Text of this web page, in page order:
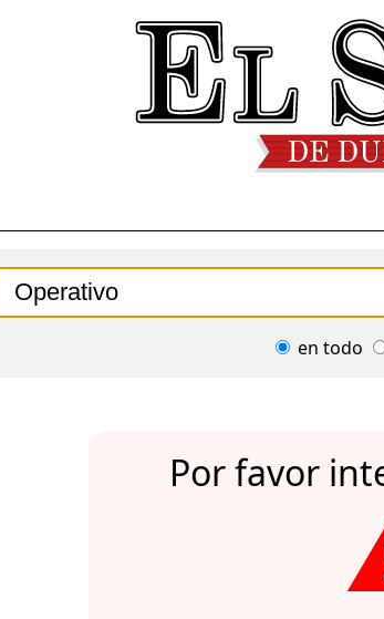
en todo
Por favor